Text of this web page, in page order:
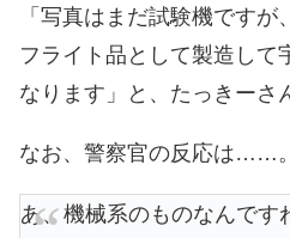
「写真はまだ試験機です
フライト品として製造して
なります」と、たっきーさ
なお、警察官の反応は……。
あ、機械系のものなんです